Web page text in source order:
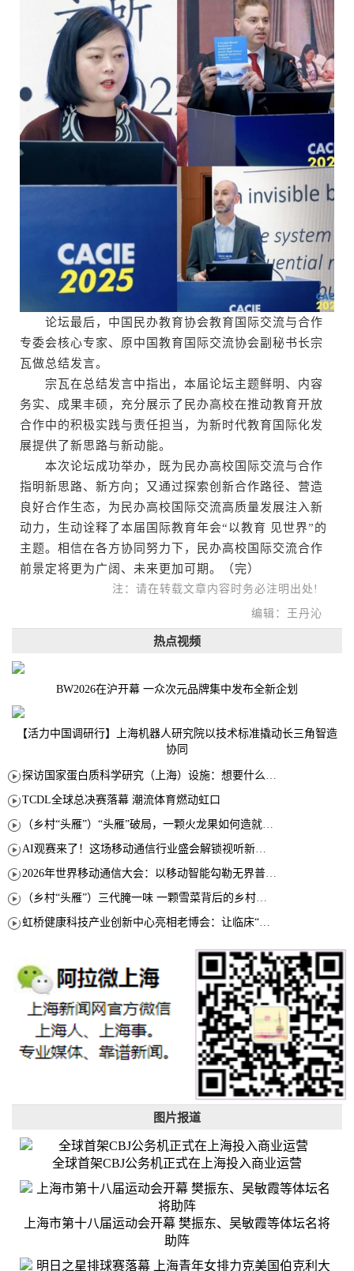
论坛最后，中国民办教育协会教育国际交流与合作
专委会核心专家、原中国教育国际交流协会副秘书长宗
瓦做总结发言。
宗瓦在总结发言中指出，本届论坛主题鲜明、内容
务实、成果丰硕，充分展示了民办高校在推动教育开放
合作中的积极实践与责任担当，为新时代教育国际化发
展提供了新思路与新动能。
本次论坛成功举办，既为民办高校国际交流与合作
指明新思路、新方向；又通过探索创新合作路径、营造
良好合作生态，为民办高校国际交流高质量发展注入新
动力，生动诠释了本届国际教育年会“以教育 见世界”的
主题。相信在各方协同努力下，民办高校国际交流合作
前景定将更为广阔、未来更加可期。（完）
注：请在转载文章内容时务必注明出处!
编辑：王丹沁
热点视频
BW2026在沪开幕 一众次元品牌集中发布全新企划
【活力中国调研行】上海机器人研究院以技术标准撬动长三角智造
协同
TCDL全球总决赛落幕 潮流体育燃动虹口
图片报道
全球首架CBJ公务机正式在上海投入商业运营
上海市第十八届运动会开幕 樊振东、吴敏霞等体坛名将
助阵